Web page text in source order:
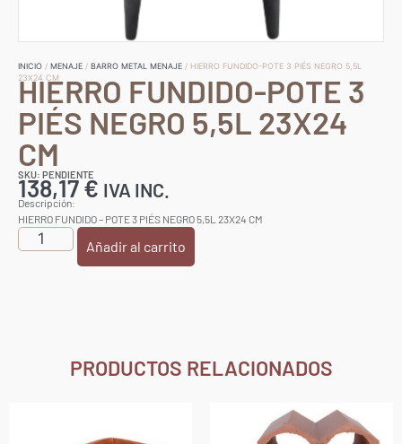
INICIO / MENAJE / BARRO METAL MENAJE / HIERRO FUNDIDO-POTE 3 PIÉS NEGRO 5,5L
23X24 CM
HIERRO FUNDIDO-POTE 3
PIÉS NEGRO 5,5L 23X24
CM
SKU: PENDIENTE
138,17€ IVA INC.
Descripción:
HIERRO FUNDIDO – POTE 3 PIÉS NEGRO 5,5L 23X24 CM
Añadir al carrito
PRODUCTOS RELACIONADOS